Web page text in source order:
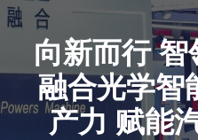
向新而行
融合光学智
产力 赋能